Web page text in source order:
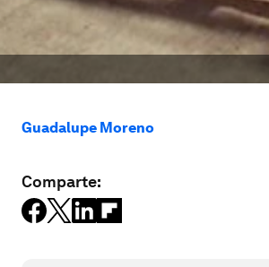
Guadalupe Moreno
Comparte: